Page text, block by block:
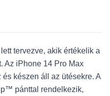
tervezve, akik értékelik a
Az iPhone 14 Pro Max
készen áll az ütésekre. A
pánttal rendelkezik,